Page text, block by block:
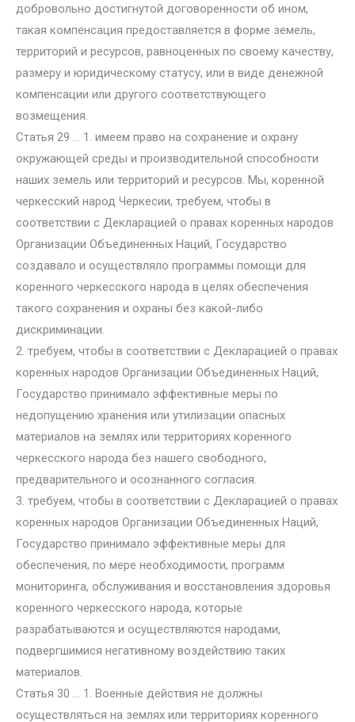
добровольно достигнутой договоренности об ином,
такая компенсация предоставляется в форме земель,
территорий и ресурсов, равноценных по своему качеству,
размеру и юридическому статусу, или в виде денежной
компенсации или другого соответствующего
возмещения.
Статья 29 … 1. имеем право на сохранение и охрану
окружающей среды и производительной способности
наших земель или территорий и ресурсов. Мы, коренной
черкесский народ Черкесии, требуем, чтобы в
соответствии с Декларацией о правах коренных народов
Организации Объединенных Наций, Государство
создавало и осуществляло программы помощи для
коренного черкесского народа в целях обеспечения
такого сохранения и охраны без какой-либо
дискриминации.
2. требуем, чтобы в соответствии с Декларацией о правах
коренных народов Организации Объединенных Наций,
Государство принимало эффективные меры по
недопущению хранения или утилизации опасных
материалов на землях или территориях коренного
черкесского народа без нашего свободного,
предварительного и осознанного согласия.
3. требуем, чтобы в соответствии с Декларацией о правах
коренных народов Организации Объединенных Наций,
Государство принимало эффективные меры для
обеспечения, по мере необходимости, программ
мониторинга, обслуживания и восстановления здоровья
коренного черкесского народа, которые
разрабатываются и осуществляются народами,
подвергшимися негативному воздействию таких
материалов.
Статья 30 … 1. Военные действия не должны
осуществляться на землях или территориях коренного